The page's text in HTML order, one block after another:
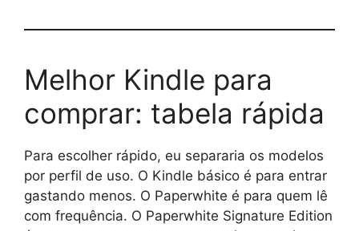
Melhor Kindle para
comprar: tabela rápida
Para escolher rápido, eu separaria os modelos
por perfil de uso. O Kindle básico é para entrar
gastando menos. O Paperwhite é para quem lê
com frequência. O Paperwhite Signature Edition